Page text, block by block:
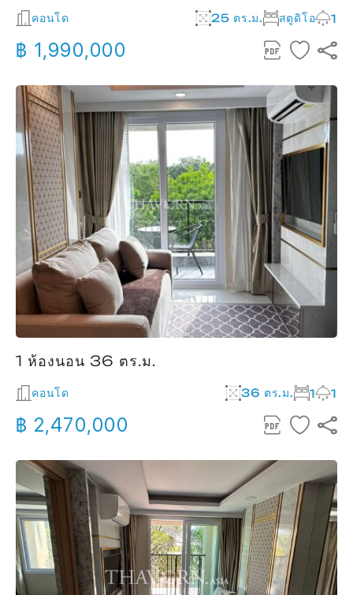
คอนโด 25 ตร.ม. สตูดิโอ 1
฿ 1,990,000
1 ห้องนอน 36 ตร.ม.
คอนโด 36 ตร.ม. 1 1
฿ 2,470,000